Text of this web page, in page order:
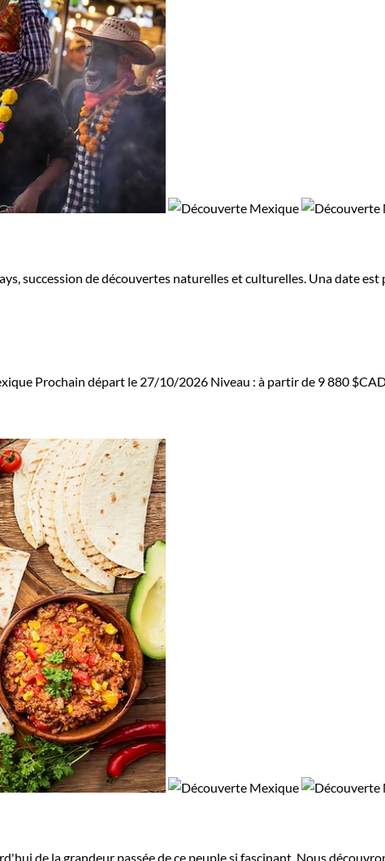
succession de découvertes naturelles et culturelles. Una date
Prochain départ le 27/10/2026 Niveau : à partir de 9 880
de la grandeur passée de ce peuple si fascinant. Nous